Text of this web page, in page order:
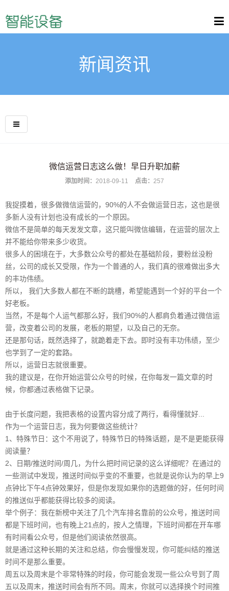
新闻资讯
微信运营日志这么做！早日升职加薪
添加时间： 2018-09-11 点击： 257
我捉摸着，很多做微信运营的，90%的人不会做运营日志，这也是很
多新人没有计划也没有成长的一个原因。
微信不是简单的每天发发文章，这只能叫微信编辑，在运营的层次上
并不能给你带来多少收货。
很多人的困境在于，大多数公众号的都处在基础阶段，要粉丝没粉
丝，公司的成长又受限，作为一个普通的人，我们真的很难做出多大
的丰功伟绩。
所以， 我们大多数人都在不断的跳槽，希望能遇到一个好的平台一个
好老板。
当然，不是每个人运气都那么好，我们90%的人都肩负着通过微信运
营，改变着公司的发展，老板的期望，以及自己的无奈。
还是那句话，既然选择了，就跪着走下去。即时没有丰功伟绩，至少
也学到了一定的套路。
所以，运营日志就很重要。
我的建议是，在你开始运营公众号的时候，在你每发一篇文章的时
候，你都通过表格做下记录。
由于长度问题，我把表格的设置内容分成了两行，看得懂就好...
作为一个运营日志，我为何要做这些统计？
1、特殊节日：这个不用说了，特殊节日的特殊话题，是不是更能获得
阅读量？
2、日期/推送时间/周几，为什么把时间记录的这么详细呢？在通过的
一些测试中发现，推送时间似乎变的不重要，也就是说你认为的早上9
点钟比下午4点钟效果好，但是你发现如果你的选题做的好，任何时间
的推送似乎都能获得比较多的阅读。
举个例子：我在新榜中关注了几个汽车排名靠前的公众号，推送时间
都是下班时间，也有晚上21点的，按人之情理，下班时间都在开车哪
有时间看公众号，但是他们阅读依然很高。
就是通过这种长期的关注和总结，你会慢慢发现，你可能纠结的推送
时间不是那么重要。
周五以及周末是个非常特殊的时段，你可能会发现一些公众号到了周
五以及周末，推送时间会有所不同。周末，你就可以选择换个时间推